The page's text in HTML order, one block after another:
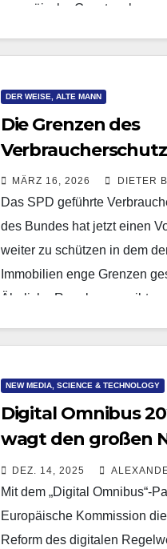
europäische
DER WEISE, ALTE MANN
Die Grenzen des
MÄRZ 16, 2026 DIETER
Das SPD geführte
des Bundes hat jetzt einen
weiter zu schützen in dem
Immobilien enge Grenzen
Ähnliche Regelungen gibt…
NEW MEDIA, SCIENCE & TECHNOLOGY
Digital Omnibus
wagt den großen
Daten- und KI-
DEZ. 14, 2025
Mit dem „Digital Omnibus“-
Europäische Kommission
Reform des digitalen